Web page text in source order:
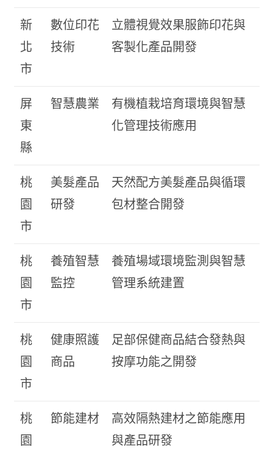
新
北
市
數位印花
技術
立體視覺效果服飾印花與
客製化產品開發
屏
東
縣
智慧農業
有機植栽培育環境與智慧
化管理技術應用
桃
園
市
美髮產品
研發
天然配方美髮產品與循環
包材整合開發
桃
園
市
養殖智慧
監控
養殖場域環境監測與智慧
管理系統建置
桃
園
市
健康照護
商品
足部保健商品結合發熱與
按摩功能之開發
桃
園
節能建材
高效隔熱建材之節能應用
與產品研發